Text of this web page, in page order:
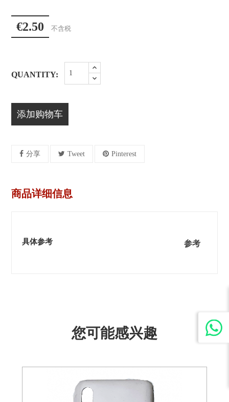
€2.50 不含税
QUANTITY:
添加购物车
分享 Tweet Pinterest
商品详细信息
参考
具体参考
您可能感兴趣